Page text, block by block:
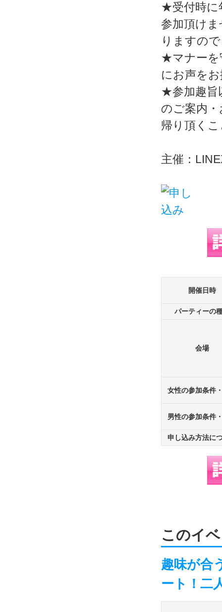
★受付時に
参加頂け
りますの
★マナーを
にお声を
★参加趣旨
のご案内
帰り頂く
主催：
開催日時
パーティーの
会場
女性の参加条件
男性の参加条件
申し込み方法に
このイ
趣味が合
ート！二